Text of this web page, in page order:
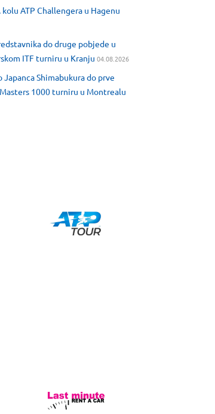
ATP Challengera u Hagenu
do druge pobjede u
ITF turniru u Kranju 04.08.2026
Shimabukura do prve
1000 turniru u Montrealu